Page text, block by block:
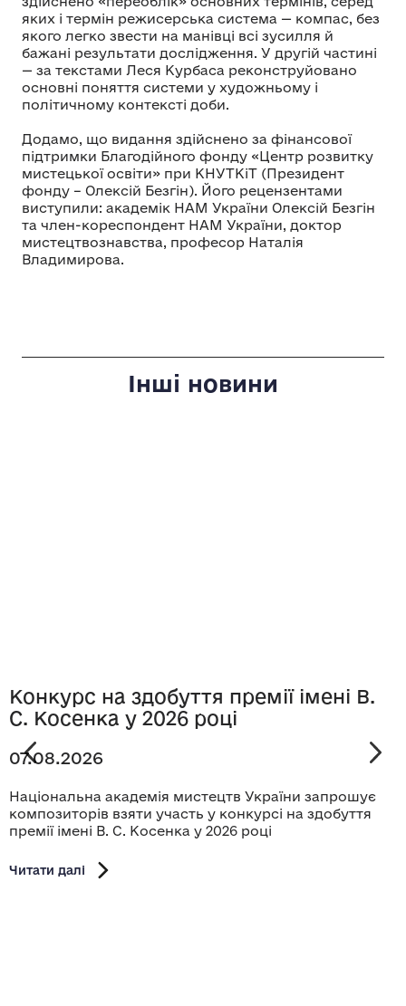
яких і термін режисерська система — компас, без
якого легко звести на манівці всі зусилля й
бажані результати дослідження. У другій частині
— за текстами Леся Курбаса реконструйовано
основні поняття системи у художньому і
політичному контексті доби.
Додамо, що видання здійснено за фінансової
підтримки Благодійного фонду «Центр розвитку
мистецької освіти» при КНУТКіТ (Президент
фонду – Олексій Безгін). Його рецензентами
виступили: академік НАМ України Олексій Безгін
та член-кореспондент НАМ України, доктор
мистецтвознавства, професор Наталія
Владимирова.
Інші новини
Конкурс на здобуття премії імені В.
С. Косенка у 2026 році
07.08.2026
Національна академія мистецтв України запрошує
композиторів взяти участь у конкурсі на здобуття
премії імені В. С. Косенка у 2026 році
Читати далі